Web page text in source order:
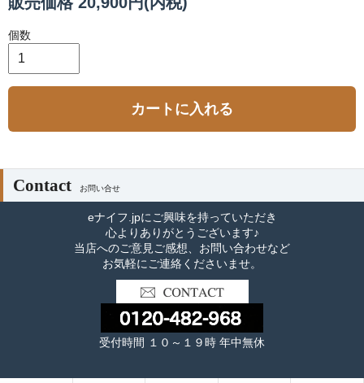
個数
カートに入れる
Contact お問い合せ
eナイフ.jpにご興味を持っていただき
心よりありがとうございます♪
当店へのご意見ご感想、お問い合わせなど
お気軽にご連絡くださいませ。
受付時間 １０～１９時 年中無休